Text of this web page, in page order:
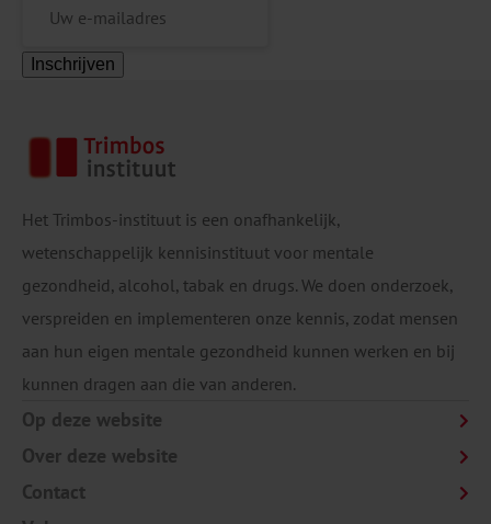
Inschrijven
Het Trimbos-instituut is een onafhankelijk,
wetenschappelijk kennisinstituut voor mentale
gezondheid, alcohol, tabak en drugs. We doen onderzoek,
verspreiden en implementeren onze kennis, zodat mensen
aan hun eigen mentale gezondheid kunnen werken en bij
kunnen dragen aan die van anderen.
Op deze website
Over deze website
Contact